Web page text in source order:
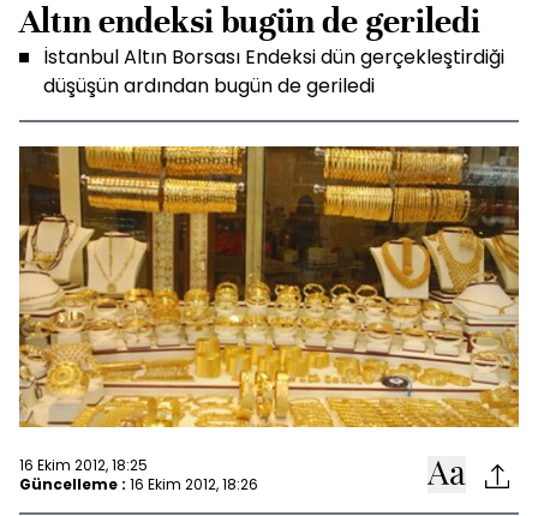
Altın endeksi bugün de geriledi
İstanbul Altın Borsası Endeksi dün gerçekleştirdiği
düşüşün ardından bugün de geriledi
16 Ekim 2012, 18:25
Güncelleme : 16 Ekim 2012, 18:26